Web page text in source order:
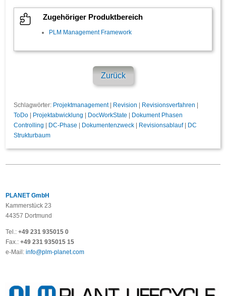
 Zugehöriger Produktbereich
PLM Management Framework
Zurück
Schlagwörter: Projektmanagement| Revision | Revisionsverfahren |
ToDo | Projektabwicklung | DocWorkState | Dokument Phasen
Controlling | DC-Phase | Dokumentenzweck | Revisionsablauf| DC
Strukturbaum
PLANET GmbH
Kammerstück 23
44357 Dortmund
Tel.:+49 231 935015 0
Fax.:+49 231 935015 15
e-Mail: info@plm-planet.com